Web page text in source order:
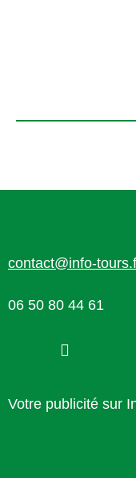
contact@info-
06 50 80 44 61
Votre publicité sur